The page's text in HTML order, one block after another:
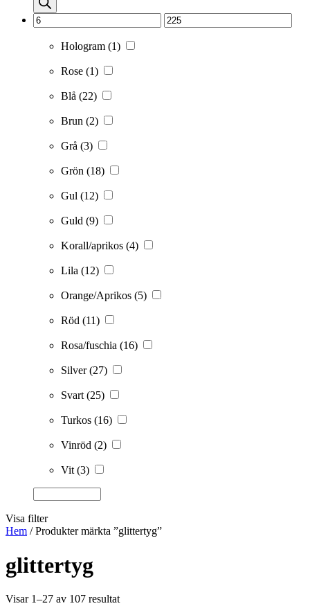
Hologram (1)
Rose (1)
Blå (22)
Brun (2)
Grå (3)
Grön (18)
Gul (12)
Guld (9)
Korall/aprikos (4)
Lila (12)
Orange/Aprikos (5)
Röd (11)
Rosa/fuschia (16)
Silver(27)
Svart(25)
Turkos (16)
Vinröd (2)
Vit(3)
Visa filter
Hem / Produkter märkta ”glittertyg”
glittertyg
Visar 1–27 av 107 resultat